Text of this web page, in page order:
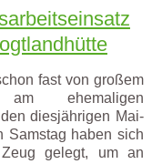
fast von großem
am ehemaligen
diesjährigen Mai-
Samstag haben sich
gelegt, um an